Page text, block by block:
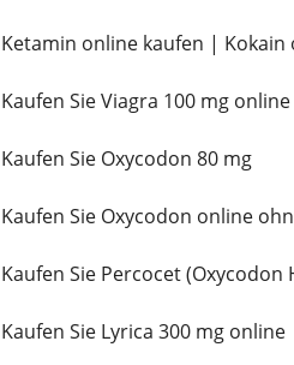
Ketamin online kaufen | Kokain
Kaufen Sie Viagra 100 mg online
Kaufen Sie Oxycodon 80 mg
Kaufen Sie Oxycodon online
Kaufen Sie Percocet (Oxycodon
Kaufen Sie Lyrica 300 mg online